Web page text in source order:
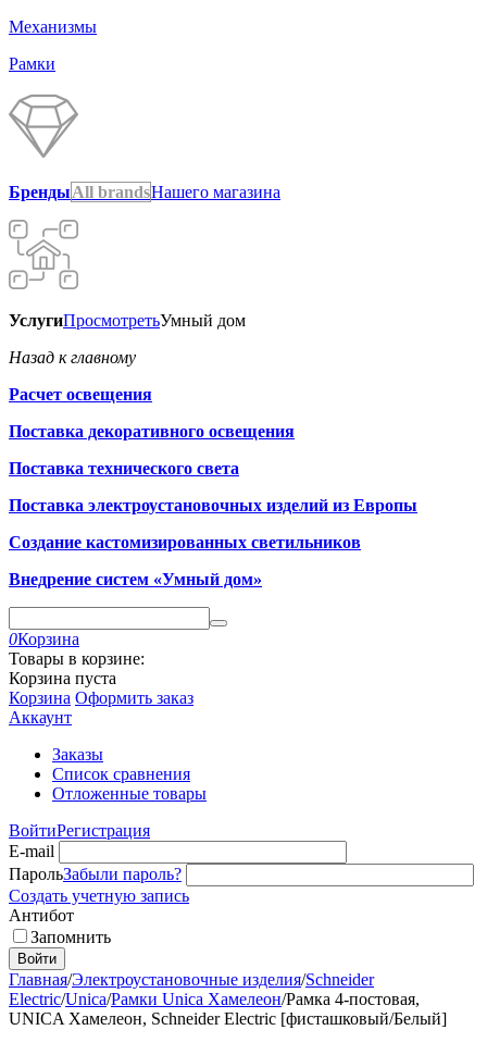
Механизмы
Рамки
БрендыAll brandsНашего магазина
УслугиПросмотретьУмный дом
Назад к главному
Расчет освещения
Поставка декоративного освещения
Поставка технического света
Поставка электроустановочных изделий из Европы
Создание кастомизированных светильников
Внедрение систем «Умный дом»
0Корзина
Товары в корзине:
Корзина пуста
Корзина Оформить заказ
Аккаунт
Заказы
Список сравнения
Отложенные товары
ВойтиРегистрация
E-mail
ПарольЗабыли пароль?
Создать учетную запись
Антибот
Запомнить
Войти
Главная/Электроустановочные изделия/Schneider
Electric/Unica/Рамки Unica Хамелеон/Рамка 4-постовая,
UNICA Хамелеон, Schneider Electric [фисташковый/Белый]